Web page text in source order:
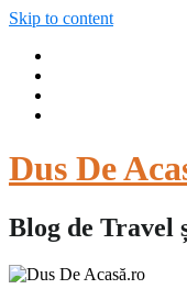
Skip to content
Dus De
Blog de